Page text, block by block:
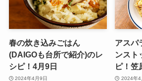
春の炊き込みごはん
(DAIGOも台所で紹介)のレ
シピ！4月9日
2024年4月9日
アスパ
ンスト
ピ！笠
2024年4